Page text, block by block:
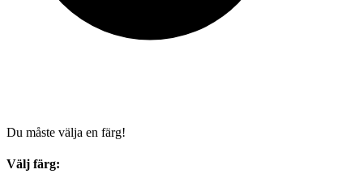
Du måste välja en färg!
Välj färg: